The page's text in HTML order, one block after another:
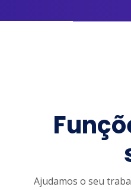
Ajudamos o seu